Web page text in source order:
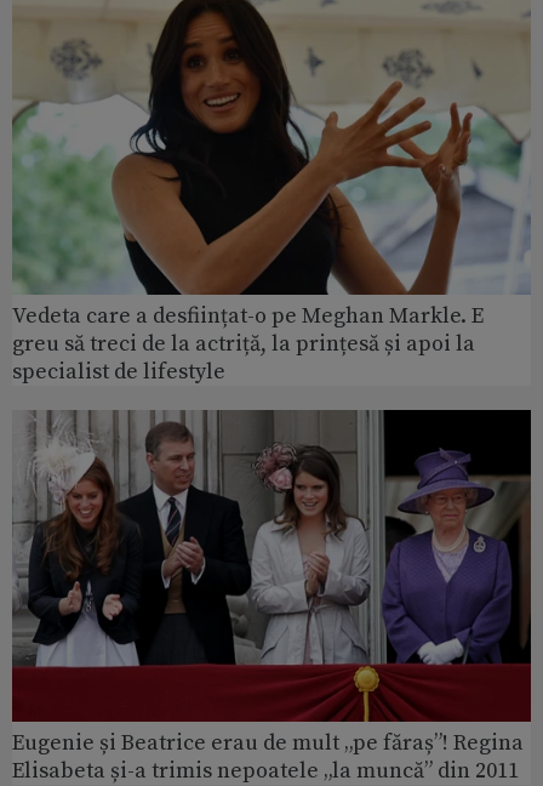
Vedeta care a desființat-o pe Meghan Markle. E
greu să treci de la actriță, la prințesă și apoi la
specialist de lifestyle
Eugenie și Beatrice erau de mult „pe făraș”! Regina
Elisabeta și-a trimis nepoatele „la muncă” din 2011